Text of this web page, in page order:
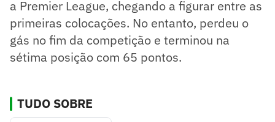
a Premier League, chegando a figurar entre as
primeiras colocações. No entanto, perdeu o
gás no fim da competição e terminou na
sétima posição com 65 pontos.
TUDO SOBRE